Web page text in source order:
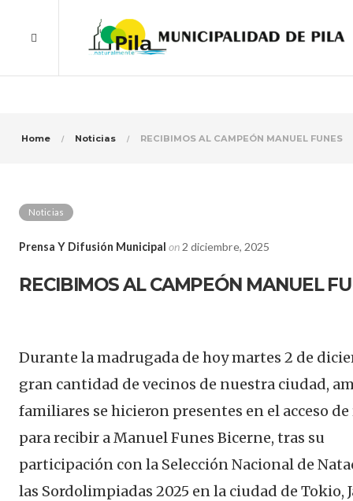
Home Noticias RECIBIMOS AL CAMPEÓN MANUEL FUNES
Noticias
Prensa Y Difusión Municipal on2 diciembre, 2025
RECIBIMOS AL CAMPEÓN MANUEL
Durante la madrugada de hoy martes 2 de
gran cantidad de vecinos de nuestra ciudad,
familiares se hicieron presentes en el acceso de
para recibir a Manuel Funes Bicerne, tras su
participación con la Selección Nacional de
las Sordolimpiadas 2025 en la ciudad de Tokio,